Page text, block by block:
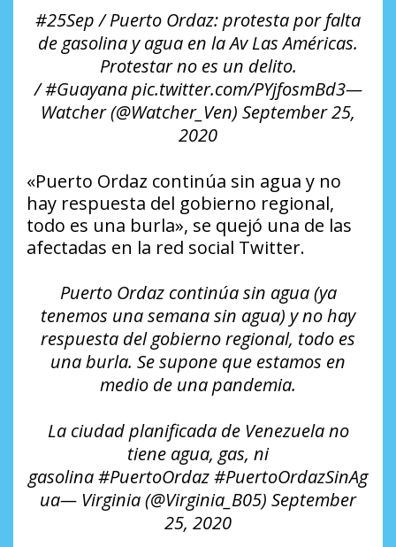
#25Sep / Puerto Ordaz: protesta por falta
de gasolina y agua en la Av Las Américas.
Protestar no es un delito.
/ #Guayana pic.twitter.com/PYjfosmBd3—
Watcher (@Watcher_Ven) September 25,
2020
«Puerto Ordaz continúa sin agua y no
hay respuesta del gobierno regional,
todo es una burla», se quejó una de las
afectadas en la red social Twitter.
Puerto Ordaz continúa sin agua (ya
tenemos una semana sin agua) y no hay
respuesta del gobierno regional, todo es
una burla. Se supone que estamos en
medio de una pandemia.
La ciudad planificada de Venezuela no
tiene agua, gas, ni
gasolina #PuertoOrdaz #PuertoOrdazSinAg
ua— Virginia (@Virginia_B05) September
25, 2020